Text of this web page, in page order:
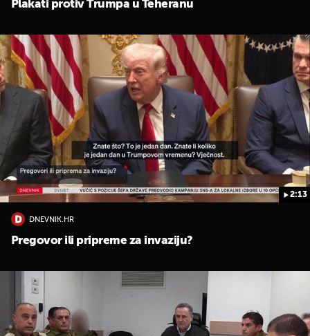
Plakati protiv Trumpa u Teheranu
2:13
DNEVNIK.HR
Pregovor ili pripreme za invaziju?
UKLJUČITE NOTIFIKACIJE